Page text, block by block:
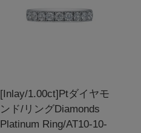
[Inlay/1.00ct]Ptダイヤモ
ンド/リングDiamonds
Platinum Ring/AT10-10-